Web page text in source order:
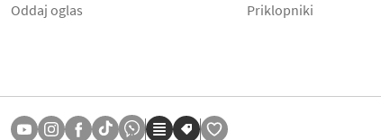
Oddaj oglas
Priklopniki